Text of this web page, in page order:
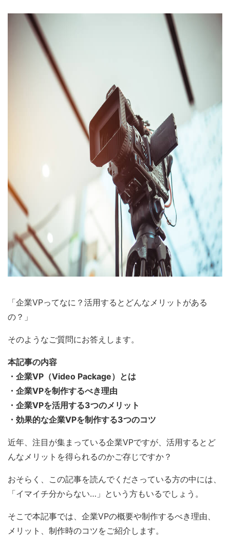
「企業VPってなに？活用するとどんなメリットがある
の？」
そのようなご質問にお答えします。
本記事の内容
・企業VP（Video Package）とは
・企業VPを制作するべき理由
・企業VPを活用する3つのメリット
・効果的な企業VPを制作する3つのコツ
近年、注目が集まっている企業VPですが、活用するとど
んなメリットを得られるのかご存じですか？
おそらく、この記事を読んでくださっている方の中には、
「イマイチ分からない…」という方もいるでしょう。
そこで本記事では、企業VPの概要や制作するべき理由、
メリット、制作時のコツをご紹介します。